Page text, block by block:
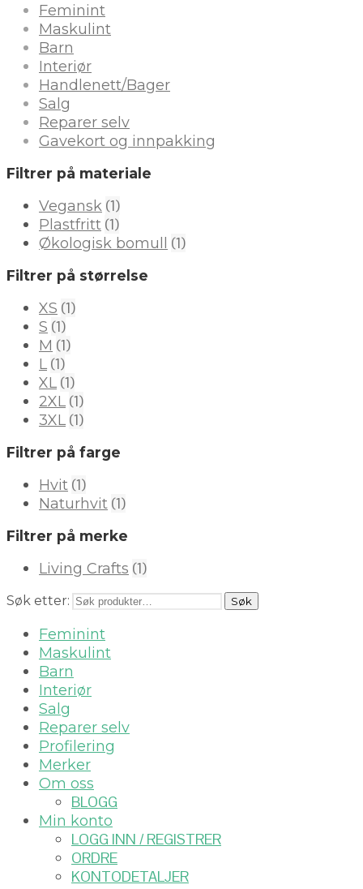
Feminint
Maskulint
Barn
Interiør
Handlenett/Bager
Salg
Reparer selv
Gavekort og innpakking
Filtrer på materiale
Vegansk (1)
Plastfritt (1)
Økologisk bomull (1)
Filtrer på størrelse
XS (1)
S (1)
M (1)
L (1)
XL (1)
2XL (1)
3XL (1)
Filtrer på farge
Hvit (1)
Naturhvit (1)
Filtrer på merke
Living Crafts (1)
Søk etter: Søk
Feminint
Maskulint
Barn
Interiør
Salg
Reparer selv
Profilering
Merker
Om oss
BLOGG
Min konto
LOGG INN / REGISTRER
ORDRE
KONTODETALJER